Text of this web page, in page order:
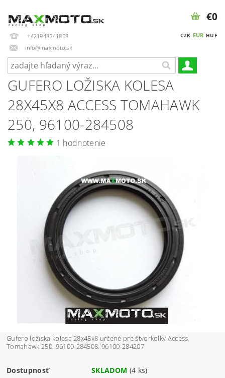
+421948541858
info@maxmoto.sk
CZK EUR HUF
€0
GUFERO LOŽISKA KOLESA
28X45X8 ACCESS TOMAHAWK
250, 96100-284508
1 hodnotenie
Gufero ložiska kolesa 28x45x8 určené pre štvorkolky Access
Tomahawk 250, 96100-284508, 96100-284207
Dostupnosť SKLADOM (4 ks)